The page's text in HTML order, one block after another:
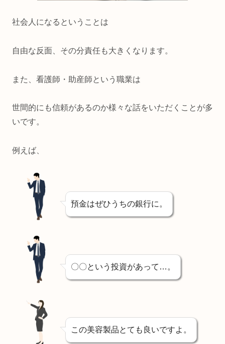
社会人になるということは
自由な反面、その分責任も大きくなります。
また、看護師・助産師という職業は
世間的にも信頼があるのか様々な話をいただくことが多
いです。
例えば、
預金はぜひうちの銀行に。
〇〇という投資があって…。
この美容製品とても良いですよ。